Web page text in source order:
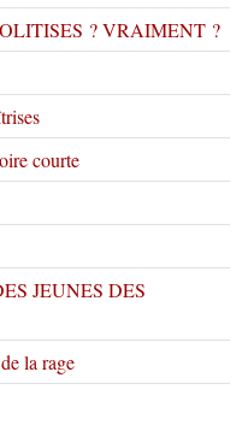
? VRAIMENT ?
courte
JEUNES DES
la rage